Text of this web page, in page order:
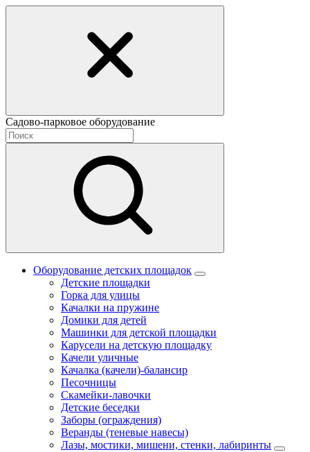
Садово-парковое оборудование
Оборудование детских площадок
Детские площадки
Горка для улицы
Качалки на пружине
Домики для детей
Машинки для детской площадки
Карусели на детскую площадку
Качели уличные
Качалка (качели)-балансир
Песочницы
Скамейки-лавочки
Детские беседки
Заборы (ограждения)
Веранды (теневые навесы)
Лазы, мостики, мишени, стенки, лабиринты